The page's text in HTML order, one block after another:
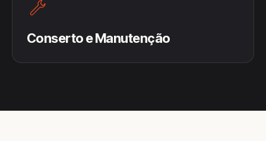
Conserto e Manutenção